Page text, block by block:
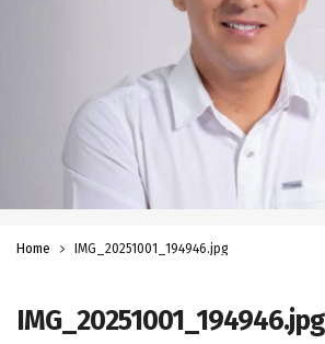
Home IMG_20251001_194946.jpg
IMG_20251001_194946.jpg